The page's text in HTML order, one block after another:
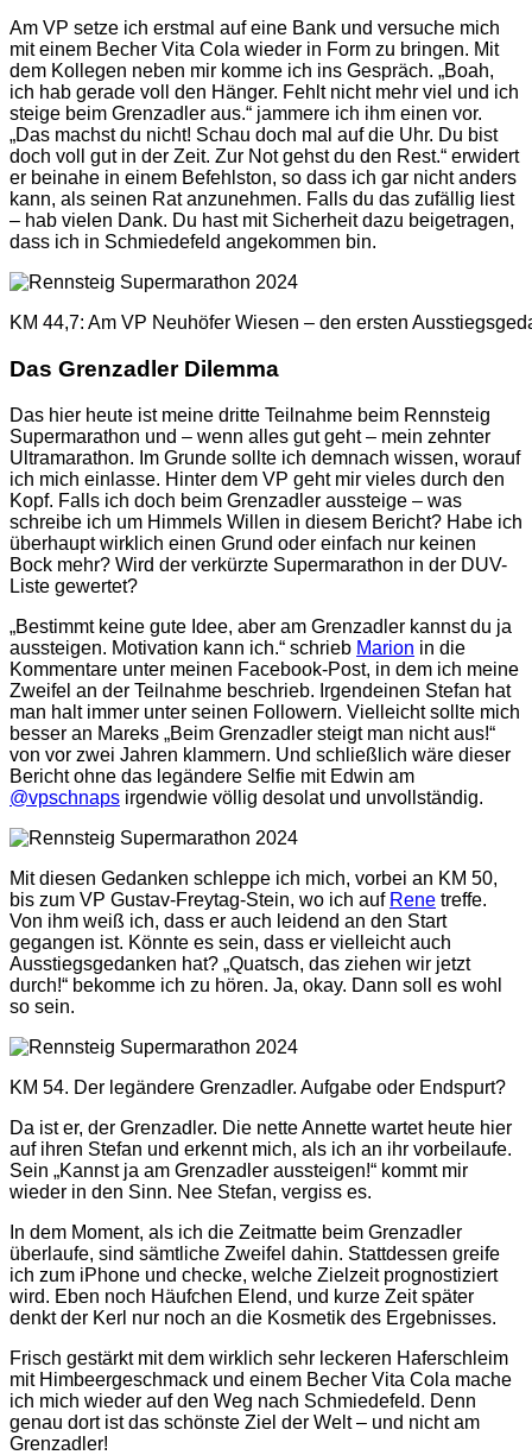
Am VP setze ich erstmal auf eine Bank und versuche mich
mit einem Becher Vita Cola wieder in Form zu bringen. Mit
dem Kollegen neben mir komme ich ins Gespräch. „Boah,
ich hab gerade voll den Hänger. Fehlt nicht mehr viel und ich
steige beim Grenzadler aus.“ jammere ich ihm einen vor.
„Das machst du nicht! Schau doch mal auf die Uhr. Du bist
doch voll gut in der Zeit. Zur Not gehst du den Rest.“ erwidert
er beinahe in einem Befehlston, so dass ich gar nicht anders
kann, als seinen Rat anzunehmen. Falls du das zufällig liest
– hab vielen Dank. Du hast mit Sicherheit dazu beigetragen,
dass ich in Schmiedefeld angekommen bin.
KM 44,7: Am VP Neuhöfer Wiesen – den ersten
Das Grenzadler Dilemma
Das hier heute ist meine dritte Teilnahme beim Rennsteig
Supermarathon und – wenn alles gut geht – mein zehnter
Ultramarathon. Im Grunde sollte ich demnach wissen, worauf
ich mich einlasse. Hinter dem VP geht mir vieles durch den
Kopf. Falls ich doch beim Grenzadler aussteige – was
schreibe ich um Himmels Willen in diesem Bericht? Habe ich
überhaupt wirklich einen Grund oder einfach nur keinen
Bock mehr? Wird der verkürzte Supermarathon in der DUV-
Liste gewertet?
„Bestimmt keine gute Idee, aber am Grenzadler kannst du ja
aussteigen. Motivation kann ich.“ schrieb Marion in die
Kommentare unter meinen Facebook-Post, in dem ich meine
Zweifel an der Teilnahme beschrieb. Irgendeinen Stefan hat
man halt immer unter seinen Followern. Vielleicht sollte mich
besser an Mareks „Beim Grenzadler steigt man nicht aus!“
von vor zwei Jahren klammern. Und schließlich wäre dieser
Bericht ohne das legändere Selfie mit Edwin am
@vpschnaps irgendwie völlig desolat und unvollständig.
Mit diesen Gedanken schleppe ich mich, vorbei an KM 50,
bis zum VP Gustav-Freytag-Stein, wo ich auf Rene treffe.
Von ihm weiß ich, dass er auch leidend an den Start
gegangen ist. Könnte es sein, dass er vielleicht auch
Ausstiegsgedanken hat? „Quatsch, das ziehen wir jetzt
durch!“ bekomme ich zu hören. Ja, okay. Dann soll es wohl
so sein.
KM 54. Der legändere Grenzadler. Aufgabe oder Endspurt?
Da ist er, der Grenzadler. Die nette Annette wartet heute hier
auf ihren Stefan und erkennt mich, als ich an ihr vorbeilaufe.
Sein „Kannst ja am Grenzadler aussteigen!“ kommt mir
wieder in den Sinn. Nee Stefan, vergiss es.
In dem Moment, als ich die Zeitmatte beim Grenzadler
überlaufe, sind sämtliche Zweifel dahin. Stattdessen greife
ich zum iPhone und checke, welche Zielzeit prognostiziert
wird. Eben noch Häufchen Elend, und kurze Zeit später
denkt der Kerl nur noch an die Kosmetik des Ergebnisses.
Frisch gestärkt mit dem wirklich sehr leckeren Haferschleim
mit Himbeergeschmack und einem Becher Vita Cola mache
ich mich wieder auf den Weg nach Schmiedefeld. Denn
genau dort ist das schönste Ziel der Welt – und nicht am
Grenzadler!